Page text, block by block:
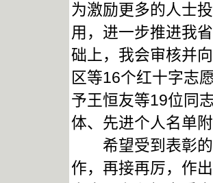
为激励更多的人士
用，进一步推进我
础上，我会审核并
区等16个红十字志
予王恒友等19位同
体、先进个人名单附
希望受到表彰的
作，再接再厉，作